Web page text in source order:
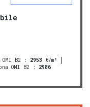
B2 : 2953 €/m²
OMI B2 : 2986